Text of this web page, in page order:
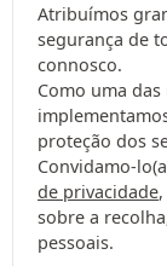
Atribuímos
segurança de
connosco.
Como uma
proteção dos
Convidamo-
de privacidade
sobre a
pessoais.